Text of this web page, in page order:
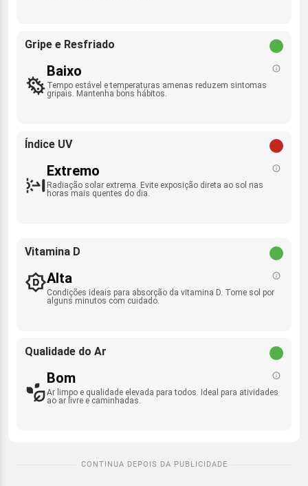
Gripe e Resfriado
Baixo
Tempo estável e temperaturas amenas reduzem sintomas
gripais. Mantenha bons hábitos.
Índice UV
Extremo
Radiação solar extrema. Evite exposição direta ao sol nas
horas mais quentes do dia.
Vitamina D
Alta
Condições ideais para absorção da vitamina D. Tome sol por
alguns minutos com cuidado.
Qualidade do Ar
Bom
Ar limpo e qualidade elevada para todos. Ideal para atividades
ao ar livre e caminhadas.